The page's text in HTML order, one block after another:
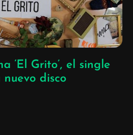
‘El Grito’, el single
disco